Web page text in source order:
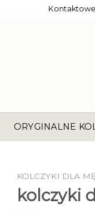
Kontaktowe
ORYGINALNE
KOLCZYKI DLA
kolczyki